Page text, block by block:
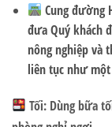
Cung đường
đưa Quý khách
nông nghiệp và
liên tục như
Tối: Dùng bữa